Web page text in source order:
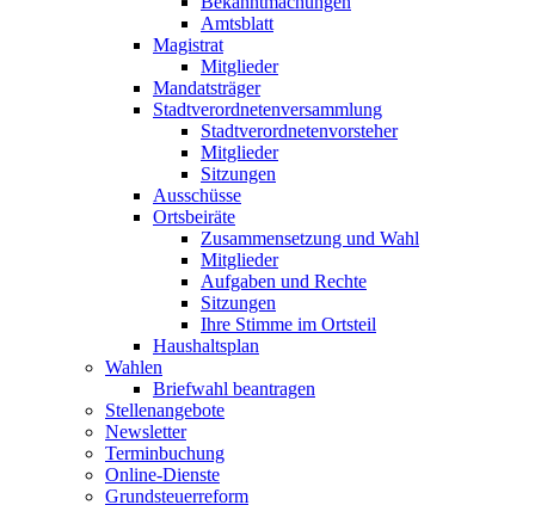
Amtsblatt
Magistrat
Mitglieder
Mandatsträger
Stadtverordnetenversammlung
Stadtverordnetenvorsteher
Mitglieder
Sitzungen
Ausschüsse
Ortsbeiräte
Zusammensetzung und Wahl
Mitglieder
Aufgaben und Rechte
Sitzungen
Ihre Stimme im Ortsteil
Haushaltsplan
Wahlen
Briefwahl beantragen
Stellenangebote
Newsletter
Terminbuchung
Online-Dienste
Grundsteuerreform